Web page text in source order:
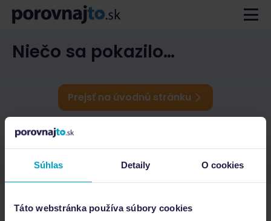
Súhlas Detaily O cookies
Táto webstránka používa súbory cookies
Niečo sa pokazilo…
Prejsť na úvodnú stránku